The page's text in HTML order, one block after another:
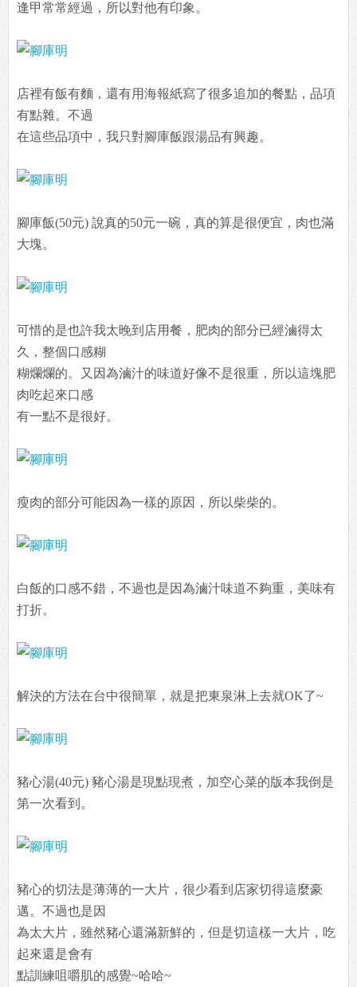
逢甲常常經過，所以對他有印象。
店裡有飯有麵，還有用海報紙寫了很多追加的餐點，品項
有點雜。不過
在這些品項中，我只對腳庫飯跟湯品有興趣。
腳庫飯(50元) 說真的50元一碗，真的算是很便宜，肉也滿
大塊。
可惜的是也許我太晚到店用餐，肥肉的部分已經滷得太
久，整個口感糊
糊爛爛的。又因為滷汁的味道好像不是很重，所以這塊肥
肉吃起來口感
有一點不是很好。
瘦肉的部分可能因為一樣的原因，所以柴柴的。
白飯的口感不錯，不過也是因為滷汁味道不夠重，美味有
打折。
解決的方法在台中很簡單，就是把東泉淋上去就OK了~
豬心湯(40元) 豬心湯是現點現煮，加空心菜的版本我倒是
第一次看到。
豬心的切法是薄薄的一大片，很少看到店家切得這麼豪
邁。不過也是因
為太大片，雖然豬心還滿新鮮的，但是切這樣一大片，吃
起來還是會有
點訓練咀嚼肌的感覺~哈哈~